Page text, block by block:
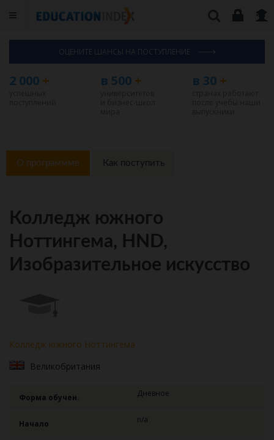
ОЦЕНИТЕ ШАНСЫ НА ПОСТУПЛЕНИЕ
2 000 + в 500 + в 30+
О программме Как поступить
Колледж южного
Ноттингема, HND,
Изобразительное искусство
Колледж южного Ноттингема
Великобритания
Форма обучен. Дневное
Начало n/a